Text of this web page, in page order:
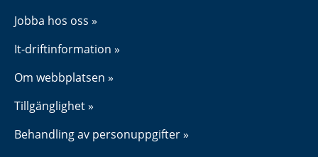
Jobba hos oss
It-driftinformation
Om webbplatsen
Tillgänglighet
Behandling av personuppgifter